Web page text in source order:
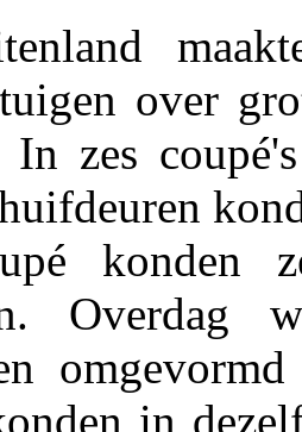
over
In zes
konden
Overdag
in